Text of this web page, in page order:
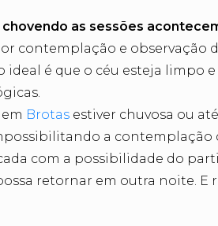
as sessões
contemplação e observação
ideal é que o céu esteja limpo
Brotas estiver chuvosa ou
a contemplação
com a possibilidade do
retornar em outra noite. E